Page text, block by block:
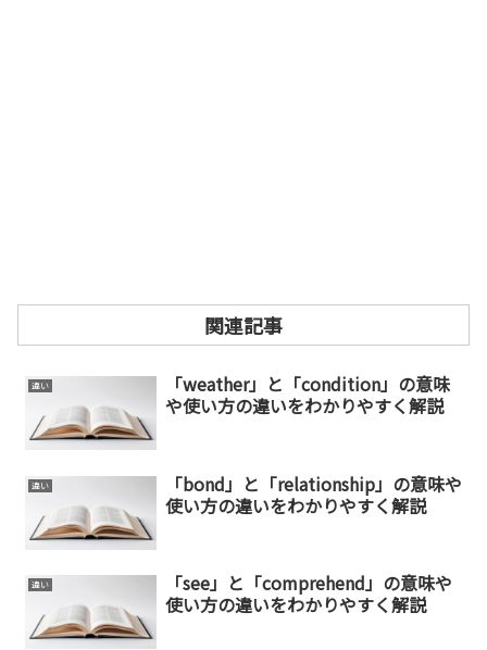
関連記事
違い
「weather」と「condition」の意味
や使い方の違いをわかりやすく解説
違い
「bond」と「relationship」の意味や
使い方の違いをわかりやすく解説
違い
「see」と「comprehend」の意味や
使い方の違いをわかりやすく解説